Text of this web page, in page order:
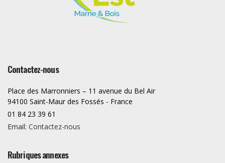
Contactez-nous
Place des Marronniers – 11 avenue du Bel Air
94100 Saint-Maur des Fossés - France
01 84 23 39 61
Email: Contactez-nous
Rubriques annexes